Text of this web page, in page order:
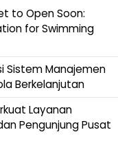
to Open Soon:
for Swimming
Sistem Manajemen
Berkelanjutan
Layanan
Pengunjung Pusat